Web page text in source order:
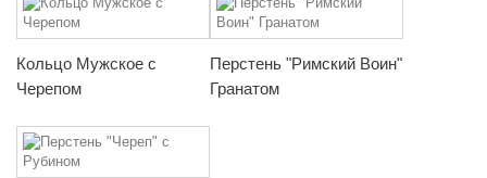
Кольцо Мужское с
Черепом
Перстень "Римский Воин"
Гранатом